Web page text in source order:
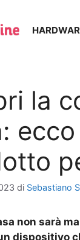
la
di Sebastiano
non sarà
dispositivo